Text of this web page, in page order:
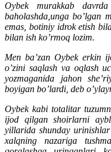
Oybek murakkab
baholashda,unga bo’lgan
emas, botiniy idrok etish
bilan ish ko’rmoq lozim.
Men ba’zan Oybek erkin
o’zini saqlash va oqlash
yozmaganida jahon
boyigan bo’lardi, deb
Oybek kabi totalitar
ijod qilgan shoirlarni
yillarida shunday
xalqning nazariga